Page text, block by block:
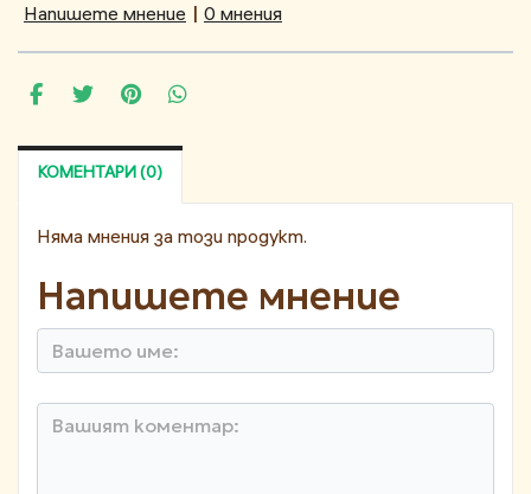
Напишете мнение | 0 мнения
КОМЕНТАРИ (0)
Няма мнения за този продукт.
Напишете мнение